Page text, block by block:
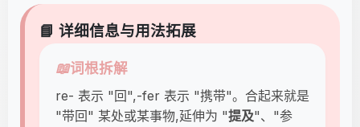
📘 详细信息与用法拓展
📖词根拆解
re- 表示 "回",-fer 表示 "携带"。合起来就是
"带回" 某处或某事物,延伸为 "提及"、"参